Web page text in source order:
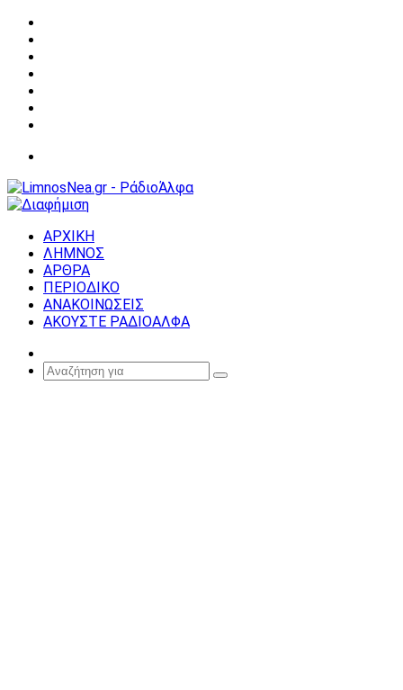
ΑΡΧΙΚΗ
ΛΗΜΝΟΣ
ΑΡΘΡΑ
ΠΕΡΙΟΔΙΚΟ
ΑΝΑΚΟΙΝΩΣΕΙΣ
ΑΚΟΥΣΤΕ ΡΑΔΙΟΑΛΦΑ
Article
Αναζήτηση